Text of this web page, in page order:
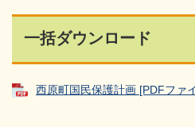
一括ダウンロード
西原町国民保護計画 [PDFファ